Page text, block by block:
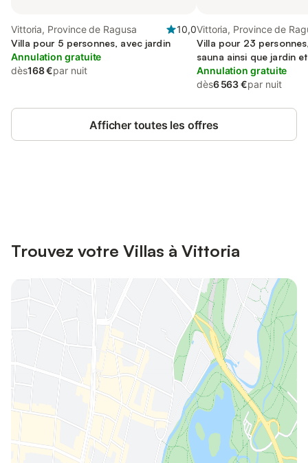
Vittoria, Province de Ragusa
10,0
Villa pour 5 personnes, avec jardin
Annulation gratuite
dès168 €par nuit
Vittoria, Province de
Villa pour 23
sauna ainsi que jardin
Annulation gratuite
dès6 563 €par nuit
Afficher toutes les offres
Trouvez votre Villas à Vittoria